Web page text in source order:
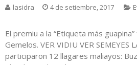
lasidra 4 de setiembre, 2017
El premiu a la “Etiqueta más
Gemelos. VER VIDIU VER SEMEYES
participaron 12 llagares maliayos: